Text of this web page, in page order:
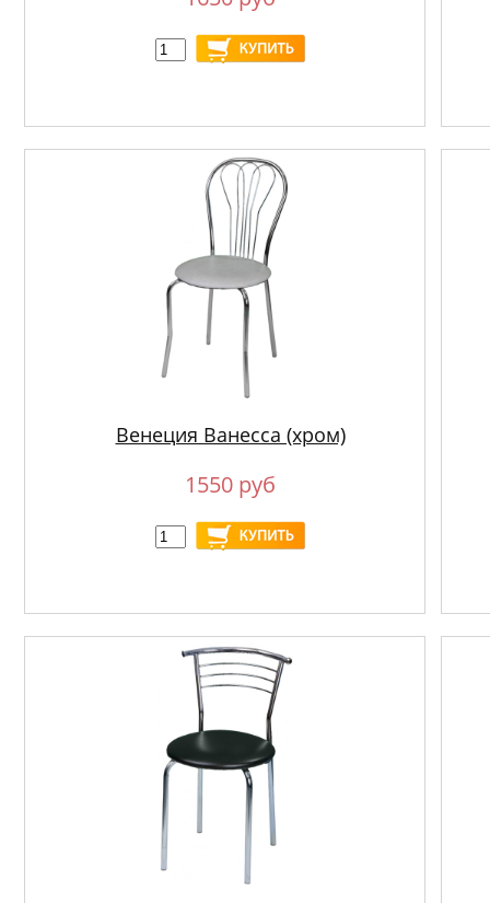
Венеция Ванесса (хром)
1550 руб